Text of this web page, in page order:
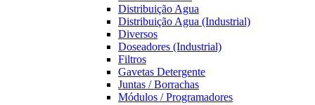
Distribuição Agua
Distribuição Agua (Industrial)
Diversos
Doseadores (Industrial)
Filtros
Gavetas Detergente
Juntas / Borrachas
Módulos / Programadores